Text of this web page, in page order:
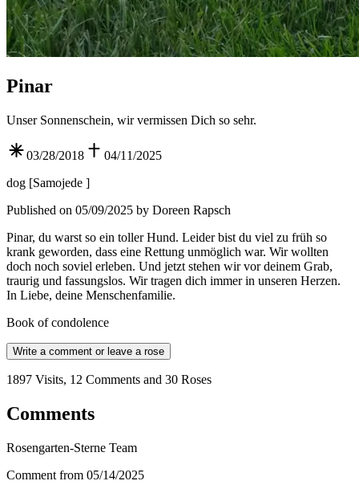
Pinar
Unser Sonnenschein, wir vermissen Dich so sehr.
03/28/2018
04/11/2025
dog [Samojede ]
Published on 05/09/2025 by Doreen Rapsch
Pinar, du warst so ein toller Hund. Leider bist du viel zu früh so
krank geworden, dass eine Rettung unmöglich war. Wir wollten
doch noch soviel erleben. Und jetzt stehen wir vor deinem Grab,
traurig und fassungslos. Wir tragen dich immer in unseren Herzen.
In Liebe, deine Menschenfamilie.
Book of condolence
Write a comment or leave a rose
1897 Visits, 12 Comments and 30 Roses
Comments
Rosengarten-Sterne Team
Comment from 05/14/2025